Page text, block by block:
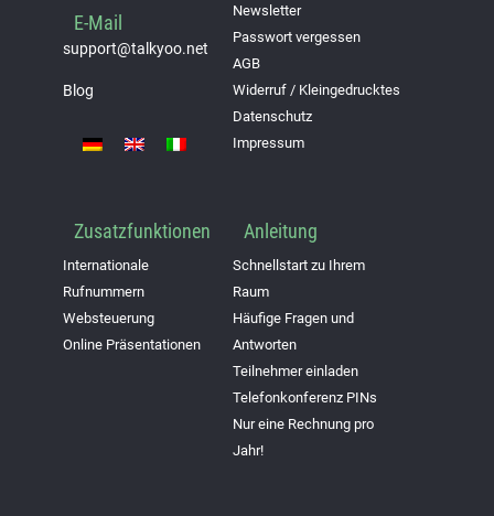
E-Mail
support@talkyoo.net
Blog
Newsletter
Passwort vergessen
AGB
Widerruf / Kleingedrucktes
Datenschutz
Impressum
Zusatzfunktionen
Internationale
Rufnummern
Websteuerung
Online Präsentationen
Anleitung
Schnellstart zu Ihrem
Raum
Häufige Fragen und
Antworten
Teilnehmer einladen
Telefonkonferenz PINs
Nur eine Rechnung pro
Jahr!